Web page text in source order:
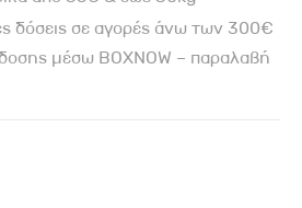
δόσεις σε αγορές άνω των 300€
μέσω BOXNOW – παραλαβή